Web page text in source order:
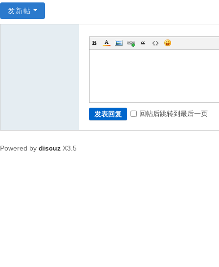
发新帖
发表回复 回帖后跳转到最后一页
Powered by discuz X3.5